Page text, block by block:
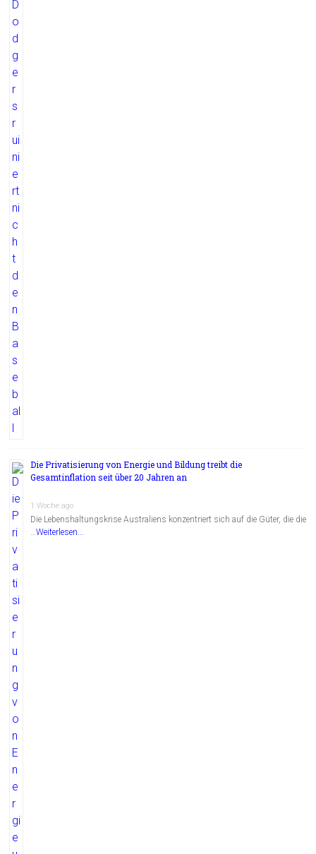
Die Privatisierung von Energie und Bildung treibt die
Gesamtinflation seit über 20 Jahren an
1 Woche ago
Die Lebenshaltungskrise Australiens konzentriert sich auf die Güter, die die
…Weiterlesen...